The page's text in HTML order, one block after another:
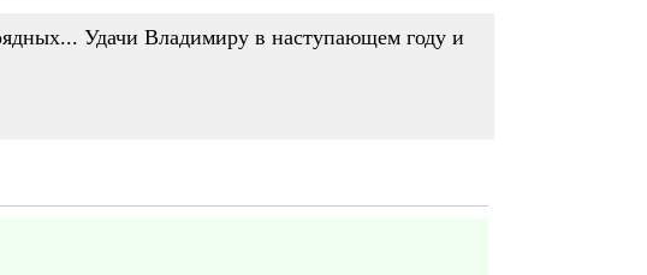
Удачи Владимиру в наступающем году и